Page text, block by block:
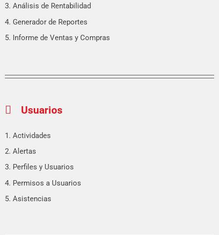
3. Análisis de Rentabilidad
4. Generador de Reportes
5. Informe de Ventas y Compras
Usuarios
1. Actividades
2. Alertas
3. Perfiles y Usuarios
4. Permisos a Usuarios
5. Asistencias